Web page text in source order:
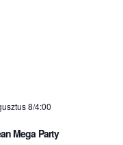
8/4:00
Mega Party